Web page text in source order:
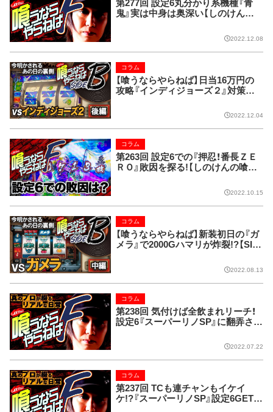
第277回 設定6丸分かり系機種『青
鬼』実は中身は奥深い【しのけんの
2022.12.08
【喰うならやらねば】日当16万円の
攻略『インディジョーズ２』対策対
コラム
2022.12.04
第263回 設定6での『押忍！番長ＺＥ
ＲＯ』敗因を探る!【しのけんの喰う
コラム
2022.10.15
【喰うならやらねば】新装初日の『ガ
メラ』で2000Gハマリが炸裂!?【SID
コラム
2022.08.13
第238回 気付けば全飲まれリーチ！
設定6『スーパーリノSP』に翻弄され
コラム
2022.07.22
第237回 TCも連チャンもイケイ
ケ!?『スーパーリノSP』設定6GET!!
コラム